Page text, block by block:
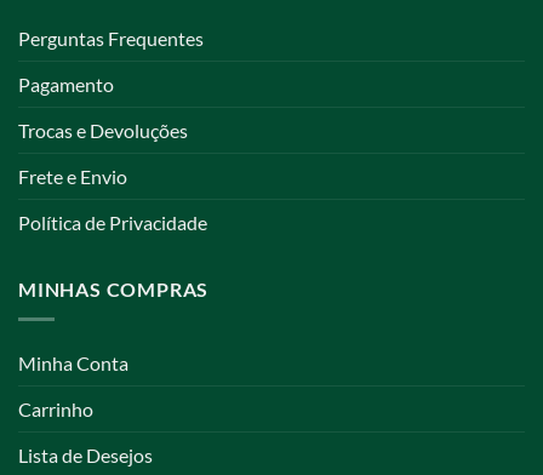
Perguntas Frequentes
Pagamento
Trocas e Devoluções
Frete e Envio
Política de Privacidade
MINHAS COMPRAS
Minha Conta
Carrinho
Lista de Desejos